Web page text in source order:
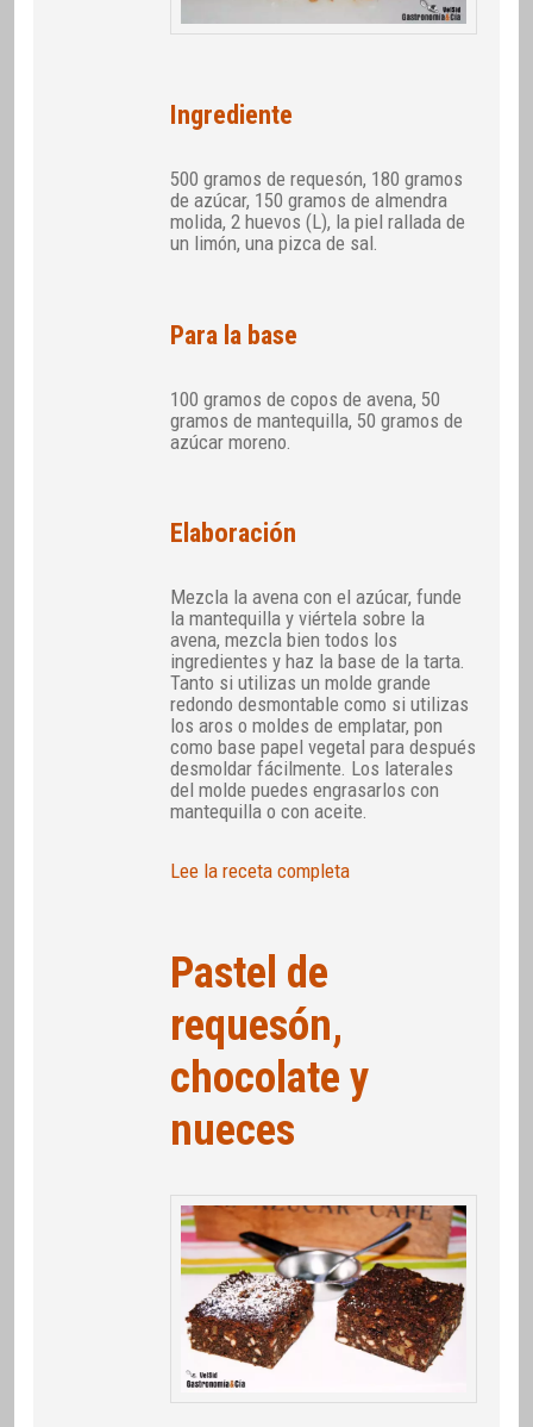
Ingrediente
500 gramos de requesón, 180 gramos
de azúcar, 150 gramos de almendra
molida, 2 huevos (L), la piel rallada de
un limón, una pizca de sal.
Para la base
100 gramos de copos de avena, 50
gramos de mantequilla, 50 gramos de
azúcar moreno.
Elaboración
Mezcla la avena con el azúcar, funde
la mantequilla y viértela sobre la
avena, mezcla bien todos los
ingredientes y haz la base de la tarta.
Tanto si utilizas un molde grande
redondo desmontable como si utilizas
los aros o moldes de emplatar, pon
como base papel vegetal para después
desmoldar fácilmente. Los laterales
del molde puedes engrasarlos con
mantequilla o con aceite.
Lee la receta completa
Pastel de
requesón,
chocolate y
nueces